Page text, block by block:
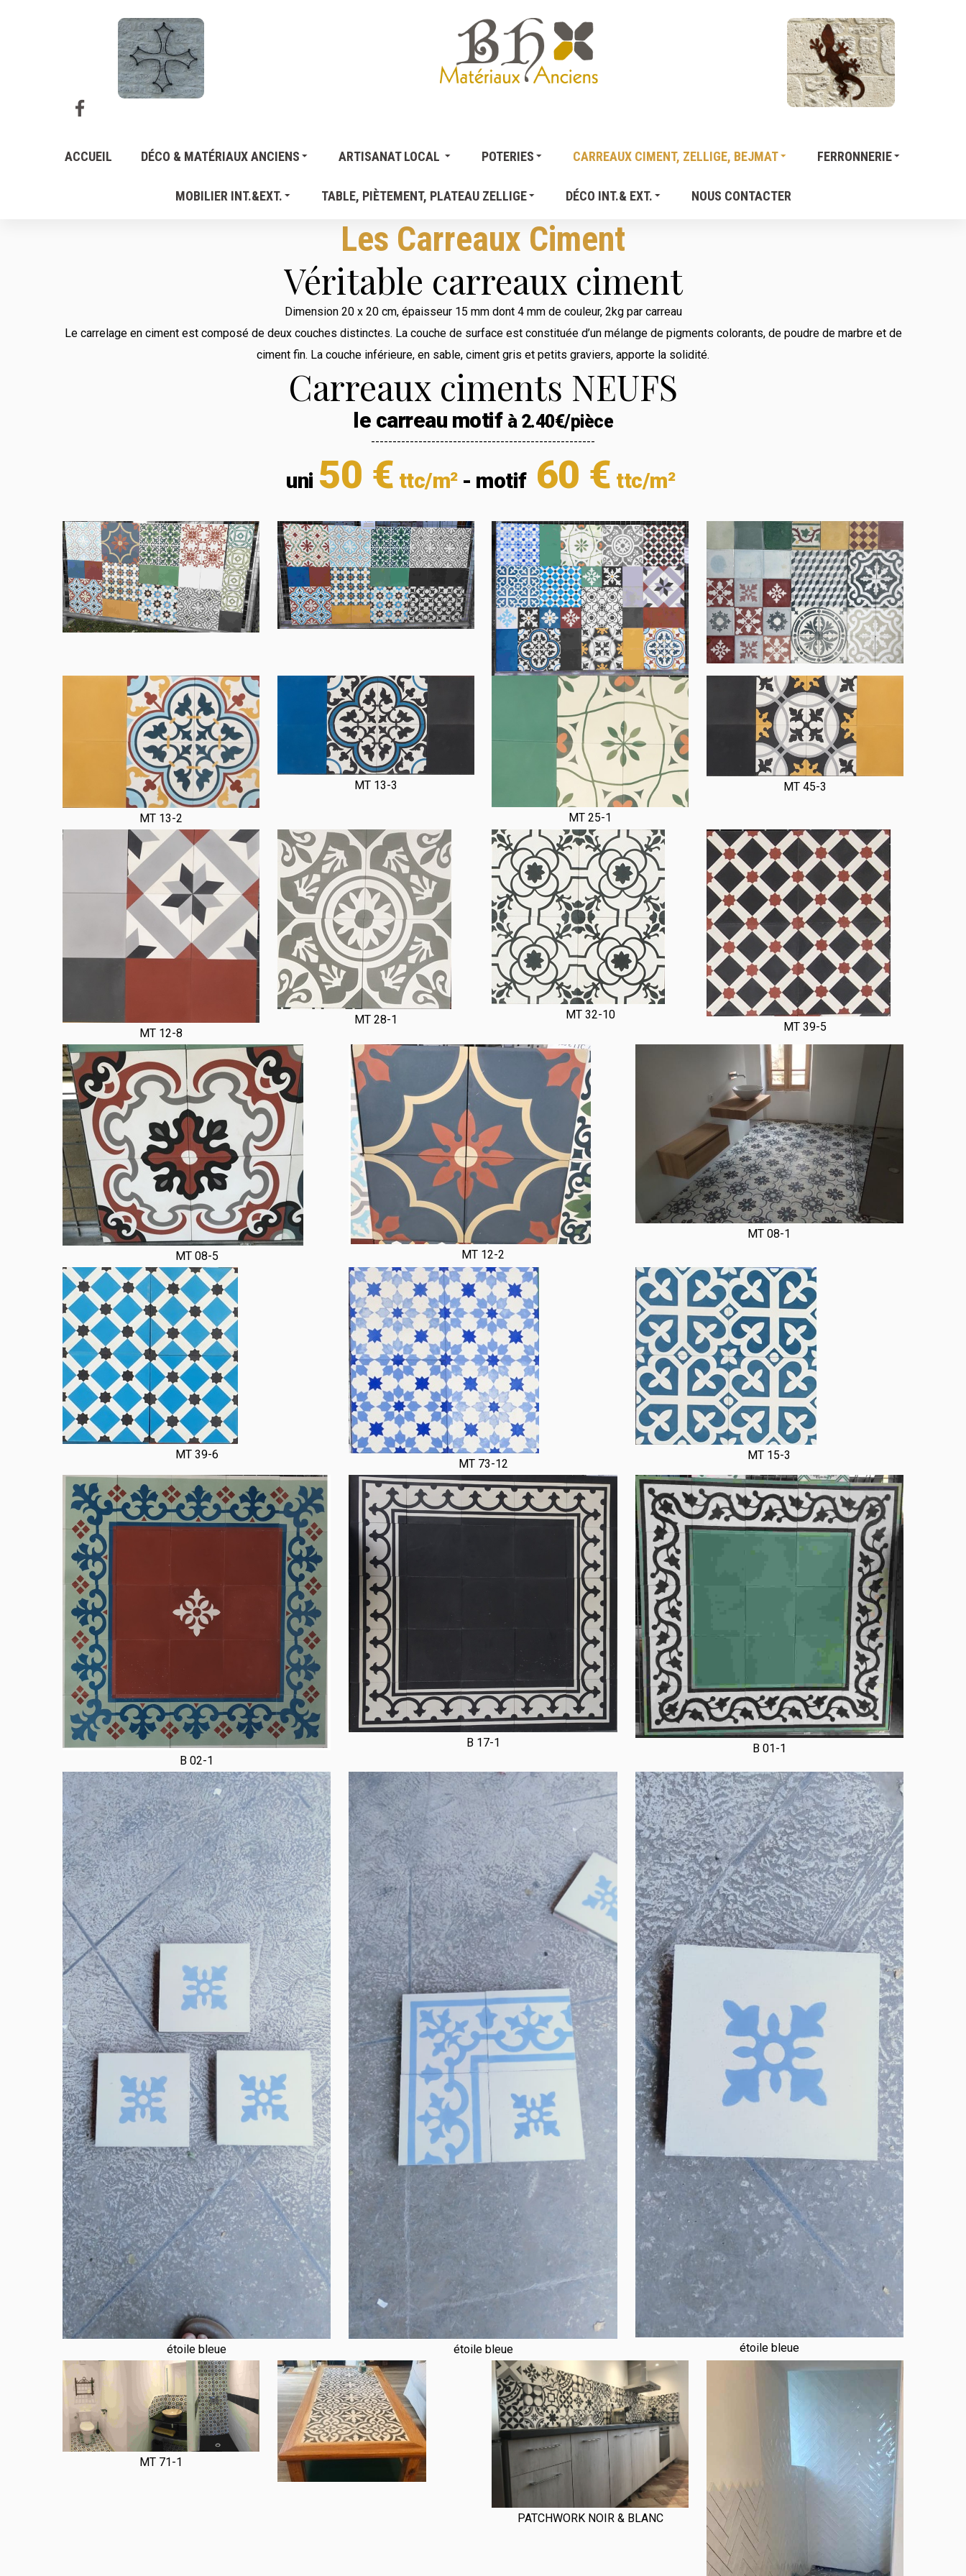
ACCUEIL DÉCO & MATÉRIAUX ANCIENS ARTISANAT LOCAL POTERIES CARREAUX CIMENT, ZELLIGE, BEJMAT FERRONNERIE
MOBILIER INT.&EXT. TABLE, PIÈTEMENT, PLATEAU ZELLIGE DÉCO INT.& EXT. NOUS CONTACTER
Les Carreaux Ciment
Véritable carreaux ciment
Dimension 20 x 20 cm, épaisseur 15 mm dont 4 mm de couleur, 2kg par carreau
Le carrelage en ciment est composé de deux couches distinctes. La couche de surface est constituée d’un mélange de pigments colorants, de poudre de marbre et de
ciment fin. La couche inférieure, en sable, ciment gris et petits graviers, apporte la solidité.
Carreaux ciments NEUFS
le carreau motif à 2.40€/pièce
----------------------------------------------------
uni 50 € ttc/m² - motif 60 € ttc/m²
MT 13-2
MT 13-3
MT 25-1
MT 45-3
MT 12-8
MT 28-1
MT 32-10
MT 39-5
MT 08-5 MT 12-2
MT 08-1
MT 39-6
MT 73-12
MT 15-3
B 02-1
B 17-1 B 01-1
étoile bleue étoile bleue étoile bleue
MT 71-1
PATCHWORK NOIR & BLANC